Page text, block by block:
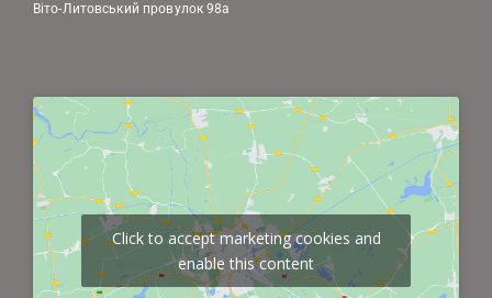
Віто-Литовський провулок 98а
Click to accept marketing cookies and
enable this content